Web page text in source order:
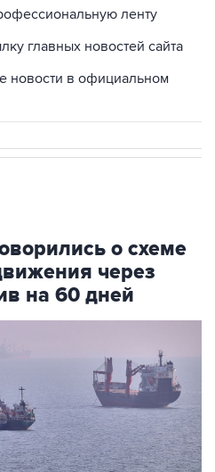
ленту
главных новостей сайта
новости в официальном
о схеме
через
на 60 дней